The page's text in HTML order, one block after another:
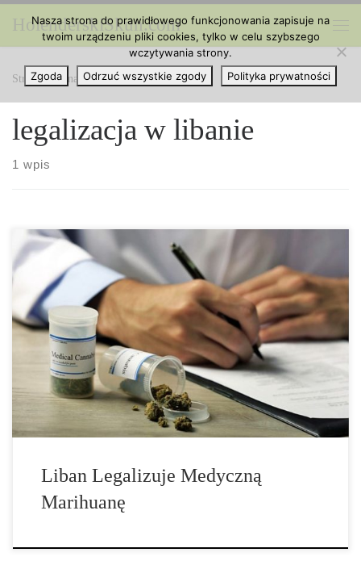
Przejdź do treści
HolenderskiSkun.com
Strona główna » legalizacja w libanie
legalizacja w libanie
1 wpis
Konopie indyjskie są od dawna szeroko i otwarcie uprawiane w
Libanie, szczególnie we wschodniej dolinie Bekaa. Libański
parlament przyjął we wtorek ustawę legalizującą uprawę konopi do
celów medycznych i przemysłowych; krok który był zalecany
przez doradców ekonomicznych jeszcze zanim pandemia
koronawirusa zadała druzgocący cios walczącej gospodarce
śródziemnomorskiej. Zgodnie z nowym prawem, uprawa konopi
indyjskich przez rolników będzie regulowana. Chociaż roślina […]
Liban Legalizuje Medyczną
Marihuanę
Nasza strona do prawidłowego funkcjonowania zapisuje na
twoim urządzeniu pliki cookies, tylko w celu szybszego
wczytywania strony.
Zgoda
Odrzuć wszystkie zgody Polityka prywatności